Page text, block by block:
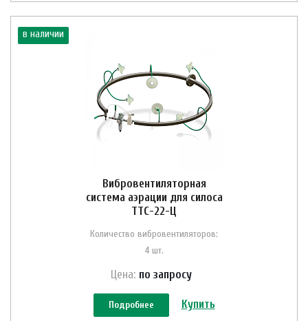
в наличии
Вибровентиляторная
система аэрации для силоса
ТТС-22-Ц
Количество вибровентиляторов:
4 шт.
Цена: по запросу
Подробнее Купить